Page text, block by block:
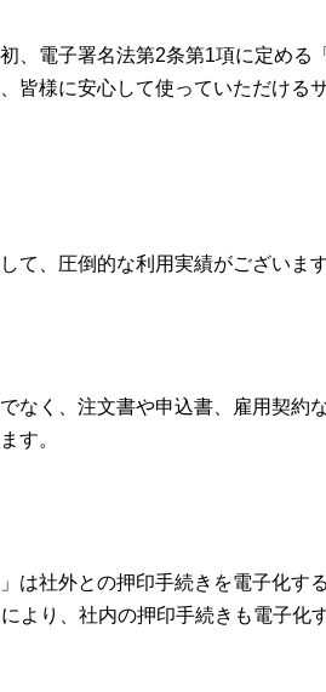
、電子署名法第2条第1項に定める
皆様に安心して使っていただける
て、圧倒的な利用実績がございます
なく、注文書や申込書、雇用契約
す。
は社外との押印手続きを電子化す
より、社内の押印手続きも電子化